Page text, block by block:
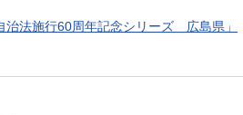
治法施行60周年記念シリーズ 広島県」